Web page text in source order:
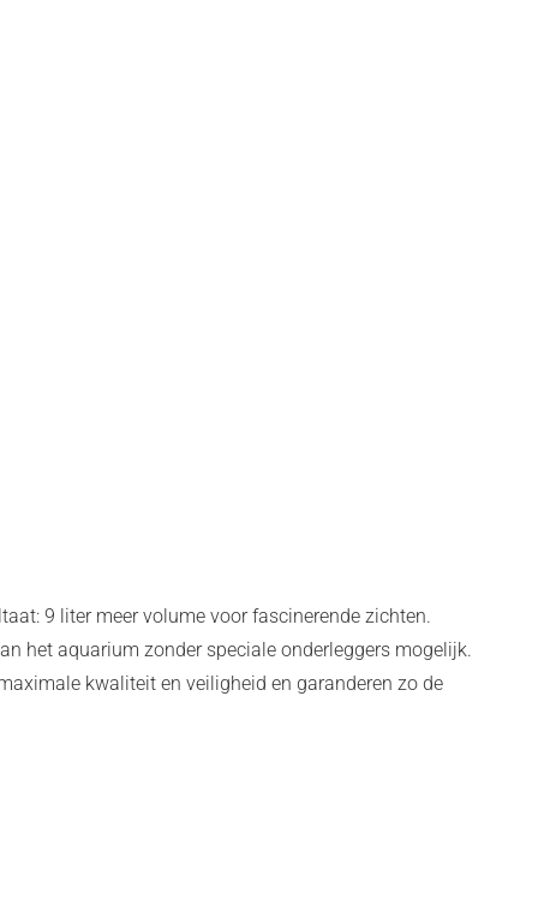
9 liter meer volume voor fascinerende zichten.
het aquarium zonder speciale onderleggers mogelijk.
kwaliteit en veiligheid en garanderen zo de